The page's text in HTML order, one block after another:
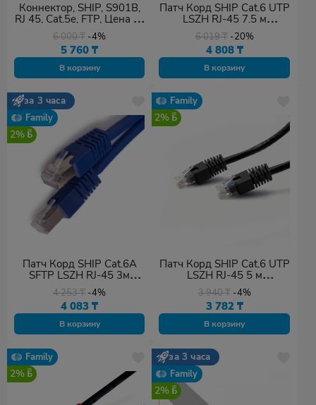
Коннектор, SHIP, S901B,
RJ 45, Cat.5e, FTP, Цена за
1 шт (100 штук в пакете)
6 000₸ -4%
5 760₸
В корзину
Патч Корд SHIP Cat.6 UTP
LSZH RJ-45 7.5 м
S6025BK0750-P
6 019₸ -20%
4 808 ₸
В корзину
за 3 часа
Family
2%
Патч Корд SHIP Cat.6A
SFTP LSZH RJ-45 3м
синий
4 253₸ -4%
4 083₸
В корзину
Family
2%
Патч Корд SHIP Cat.6 UTP
LSZH RJ-45 5 м
S6025BK0500-P
3 940₸ -4%
3 782 ₸
В корзину
Family
2%
за 3 часа
Family
2%